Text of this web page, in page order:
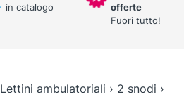
in catalogo
offerte
Fuori tutto!
Lettini ambulatoriali › 2 snodi ›